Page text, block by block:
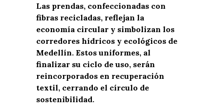
Las prendas, confeccionadas con
fibras recicladas, reflejan la
economía circular y simbolizan los
corredores hídricos y ecológicos de
Medellín. Estos uniformes, al
finalizar su ciclo de uso, serán
reincorporados en recuperación
textil, cerrando el círculo de
sostenibilidad.